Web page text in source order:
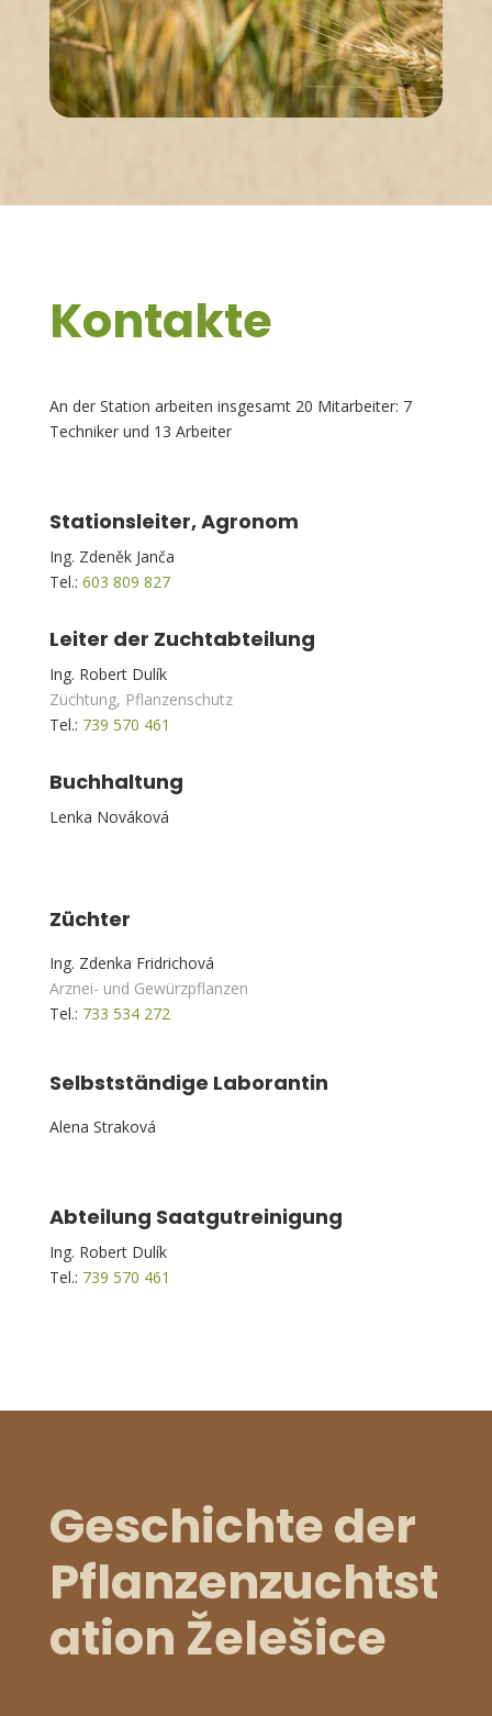
Kontakte
An der Station arbeiten insgesamt 20 Mitarbeiter: 7
Techniker und 13 Arbeiter
Stationsleiter, Agronom
Ing. Zdeněk Janča
Tel.: 603 809 827
Leiter der Zuchtabteilung
Ing. Robert Dulík
Züchtung, Pflanzenschutz
Tel.: 739 570 461
Buchhaltung
Lenka Nováková
Züchter
Ing. Zdenka Fridrichová
Arznei- und Gewürzpflanzen
Tel.: 733 534 272
Selbstständige Laborantin
Alena Straková
Abteilung Saatgutreinigung
Ing. Robert Dulík
Tel.: 739 570 461
Geschichte der
Pflanzenzuchtst
ation Želešice